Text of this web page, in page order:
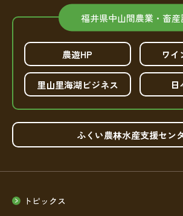
福井県中山間農業・畜産
農遊HP ワイ
里山里海湖ビジネス 日
ふくい農林水産支援セン
トピックス